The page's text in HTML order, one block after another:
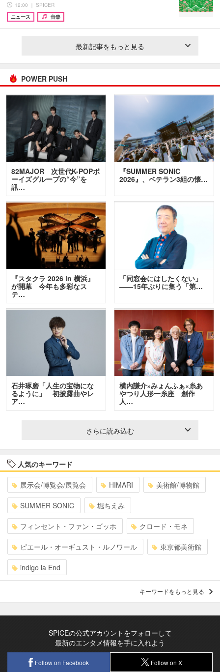
12:00 ｜ SPICER
ニュース
音楽
最新記事をもっと見る
POWER PUSH
82MAJOR 次世代K-POPボ
ーイズグループの“今”を
訊…
『SUMMER SONIC
2026』、ベテラン3組の懐…
『スタクラ 2026 in 横浜』
が開幕 今年も多彩なス
テ…
「同窓会にはしたくない」
――15年ぶりに集う「第…
石井琢磨「人生の宝物にな
るように」 初披露曲やレ
ア…
横内謙介×みょんふぁ×糸あ
やつり人形一糸座 創作
人…
さらに読み込む
人気のキーワード
展示会/博覧会/展覧会 HIMARI 美術館/博物館
SUMMER SONIC 堀ちえみ
フィンセント・ファン・ゴッホ クロード・モネ
ピエール・オーギュスト・ルノワール 東京都美術館
indigo la End
キーワードをもっと見る
SPICEの公式アカウントをフォローして
最新のエンタメ情報を手に入れよう
Follow on Facebook Follow on X